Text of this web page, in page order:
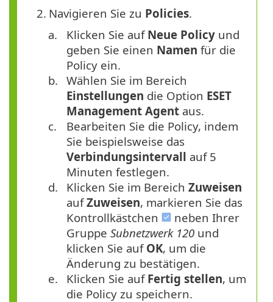
2. Navigieren Sie zu Policies.
a.
Klicken Sie auf Neue Policy und
geben Sie einen Namen für die
Policy ein.
b. Wählen Sie im Bereich
Einstellungen die Option ESET
Management Agent aus.
c.
Bearbeiten Sie die Policy, indem
Sie beispielsweise das
Verbindungsintervall auf 5
Minuten festlegen.
d.
Klicken Sie im Bereich Zuweisen
aufZuweisen, markieren Sie das
Kontrollkästchen
neben Ihrer
Gruppe Subnetzwerk 120 und
klicken Sie auf OK, um die
Änderung zu bestätigen.
e.
Klicken Sie auf Fertig stellen, um
die Policy zu speichern.